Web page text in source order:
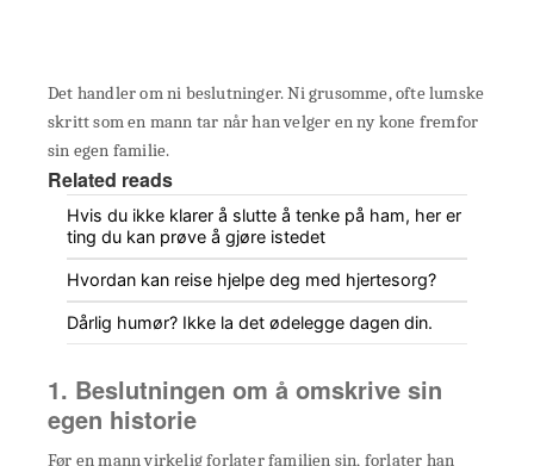
Det handler om ni beslutninger. Ni grusomme, ofte lumske
skritt som en mann tar når han velger en ny kone fremfor
sin egen familie.
Related reads
Hvis du ikke klarer å slutte å tenke på ham, her er
ting du kan prøve å gjøre istedet
Hvordan kan reise hjelpe deg med hjertesorg?
Dårlig humør? Ikke la det ødelegge dagen din.
1. Beslutningen om å omskrive sin
egen historie
Før en mann virkelig forlater familien sin, forlater han